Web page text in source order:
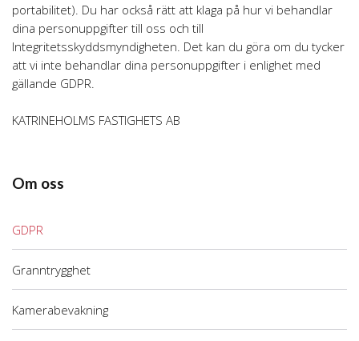
Om oss
GDPR
Granntrygghet
Kamerabevakning
portabilitet). Du har också rätt att klaga på hur vi behandlar
dina personuppgifter till oss och till
Integritetsskyddsmyndigheten. Det kan du göra om du tycker
att vi inte behandlar dina personuppgifter i enlighet med
gällande GDPR.
KATRINEHOLMS FASTIGHETS AB